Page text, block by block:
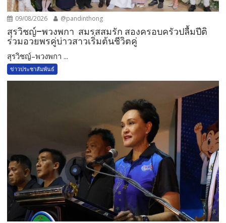
09/08/2026 @pandinthong
สุรวิชญ์–พวงพกา สมรสสมรัก สองครอบครัวปลื้มปีติ
ร่วมอวยพรคู่บ่าวสาวเริ่มต้นชีวิตคู่
สุรวิชญ์–พวงพกา ...
ข่าวประชาสัมพันธ์